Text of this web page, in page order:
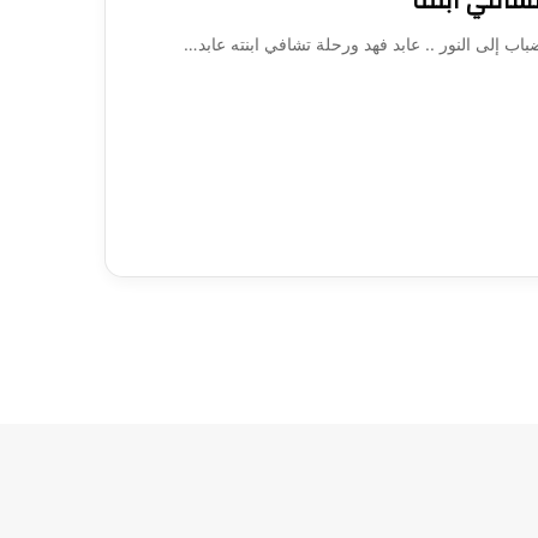
إلى النور .. عابد فهد ورحلة تشافي ابنته عابد…